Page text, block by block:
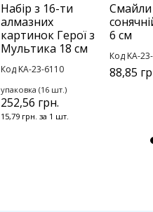
Набір з 16-ти
алмазних
картинок Герої з
Мультика 18 см
Код KA-23-6110
упаковка (16 шт.)
252,56 грн.
15,79 грн. за 1 шт.
Смайли
6 см
Код KA-
88,85